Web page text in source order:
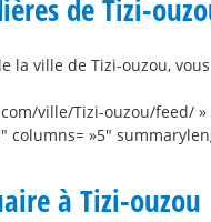
de Tizi-
la ville de Tizi-ouzou,
ville/Tizi-ouzou/feed/ »
columns= »5″
à Tizi-ouzou